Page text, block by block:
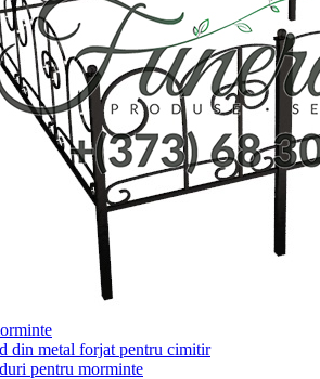
din metal forjat pentru cimitir
pentru morminte